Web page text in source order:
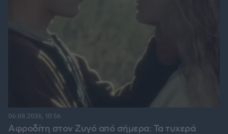
Αφροδίτη στον Ζυγό από σήμερα: Τα τυχερά
06.08.2026, 10:56